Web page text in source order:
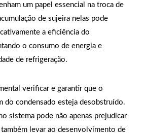
um papel essencial na troca de
de sujeira nelas pode
a eficiência do
o consumo de energia e
de refrigeração.
verificar e garantir que o
do condensado esteja desobstruído.
sistema pode não apenas prejudicar
levar ao desenvolvimento de